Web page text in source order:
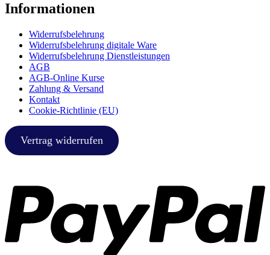
Informationen
Widerrufsbelehrung
Widerrufsbelehrung digitale Ware
Widerrufsbelehrung Dienstleistungen
AGB
AGB-Online Kurse
Zahlung & Versand
Kontakt
Cookie-Richtlinie (EU)
Vertrag widerrufen